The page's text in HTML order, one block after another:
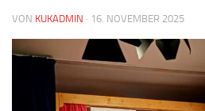
VON KUKADMIN · 16. NOVEMBER 2025